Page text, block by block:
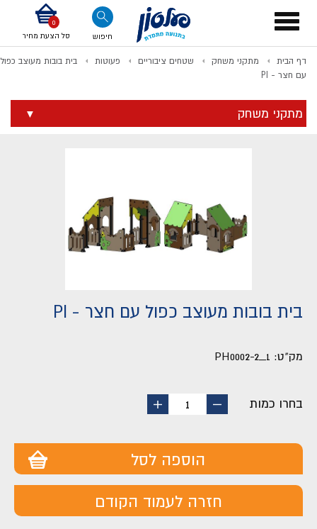
Toggle
navigation
חיפוש סל הצעת מחיר
דף הבית מתקני משחק שטחים ציבוריים פעוטות
בית בובות מעוצב כפול
עם חצר - PI
מתקני משחק
בית בובות מעוצב כפול עם חצר - PI
מק"ט: PH0002-2_1
בחרו כמות
החסר
1
הוסף
הוספה לסל
חזרה לעמוד הקודם